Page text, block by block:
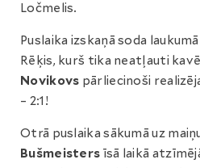
Ločmelis.
Puslaika izskaņā soda
Rēķis, kurš tika neatļauti
Novikovs pārliecinoši
– 2:1!
Otrā puslaika sākumā uz
Bušmeisters īsā laikā